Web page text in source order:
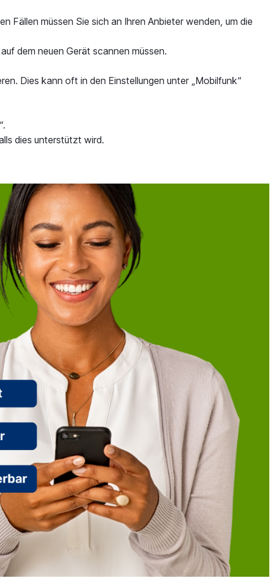
Fällen müssen Sie sich an Ihren Anbieter wenden, um die
dem neuen Gerät scannen müssen.
Dies kann oft in den Einstellungen unter „Mobilfunk“
dies unterstützt wird.